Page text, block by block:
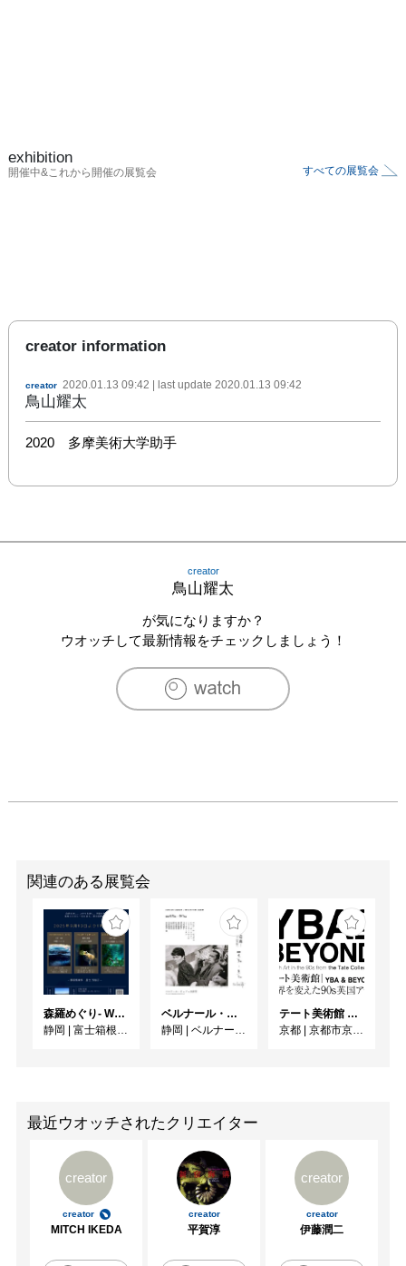
exhibition
開催中&これから開催の展覧会 すべての展覧会
creator information
creator 2020.01.13 09:42 | last update 2020.01.13 09:42
鳥山耀太
2020　多摩美術大学助手
creator
鳥山耀太
が気になりますか？
ウオッチして最新情報をチェックしましょう！
関連のある展覧会
森羅めぐり- Wandering in Shinra -
静岡 | 富士箱根カントリークラブ
ベルナール・ビュフェと写真 ーカメラがとらえたビュフェとその時代、そして21 世紀へ
静岡 | ベルナール・ビュフェ美術館
テート美術館 ― YBA & BEYOND 世界を変えた90s英国アート
京都 | 京都市京セラ美術館
最近ウオッチされたクリエイター
creator
creator
MITCH IKEDA
creator
平賀淳
creator
creator
伊藤潤二